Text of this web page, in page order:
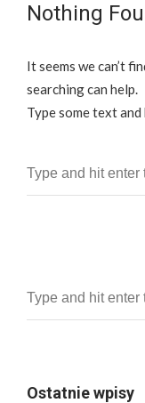
Nothing
It seems we can’t
searching can help.
Type some text
Ostatnie wpisy